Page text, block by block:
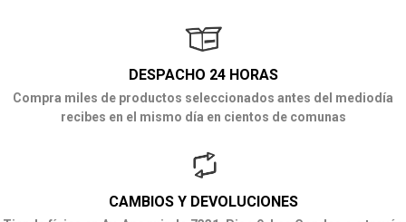
DESPACHO 24 HORAS
Compra miles de productos seleccionados antes del mediodía
recibes en el mismo día en cientos de comunas
CAMBIOS Y DEVOLUCIONES